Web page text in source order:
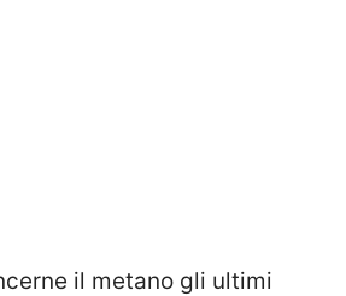
il metano gli ultimi